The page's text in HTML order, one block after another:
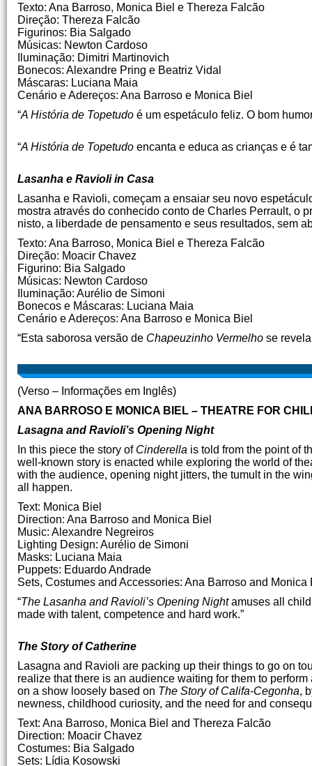
Texto: Ana Barroso, Monica Biel e Thereza Falcão
Direção: Thereza Falcão
Figurinos: Bia Salgado
Músicas: Newton Cardoso
Iluminação: Dimitri Martinovich
Bonecos: Alexandre Pring e Beatriz Vidal
Máscaras: Luciana Maia
Cenário e Adereços: Ana Barroso e Monica Biel
“A História de Topetudo é um espetáculo feliz. O bom
“A História de Topetudo encanta e educa as crianças e é
Lasanha e Ravioli in Casa
Lasanha e Ravioli, começam a ensaiar seu novo
mostra através do conhecido conto de Charles Perrault, o
nisto, a liberdade de pensamento e seus resultados, sem
Texto: Ana Barroso, Monica Biel e Thereza Falcão
Direção: Moacir Chavez
Figurino: Bia Salgado
Músicas: Newton Cardoso
Iluminação: Aurélio de Simoni
Bonecos e Máscaras: Luciana Maia
Cenário e Adereços: Ana Barroso e Monica Biel
“Esta saborosa versão de Chapeuzinho Vermelho se
(Verso – Informações em Inglês)
ANA BARROSO E MONICA BIEL – THEATRE FOR
Lasagna and Ravioli’s Opening Night
In this piece the story of Cinderella is told from the point of
well-known story is enacted while exploring the world of
with the audience, opening night jitters, the tumult in the
all happen.
Text: Monica Biel
Direction: Ana Barroso and Monica Biel
Music: Alexandre Negreiros
Lighting Design: Aurélio de Simoni
Masks: Luciana Maia
Puppets: Eduardo Andrade
Sets, Costumes and Accessories: Ana Barroso and Monica
“The Lasanha and Ravioli’s Opening Nightamuses all
made with talent, competence and hard work.”
The Story of Catherine
Lasagna and Ravioli are packing up their things to go on
realize that there is an audience waiting for them to
on a show loosely based on The Story of Califa-Cegonha,
newness, childhood curiosity, and the need for and
Text: Ana Barroso, Monica Biel and Thereza Falcão
Direction: Moacir Chavez
Costumes: Bia Salgado
Sets: Lídia Kosowski